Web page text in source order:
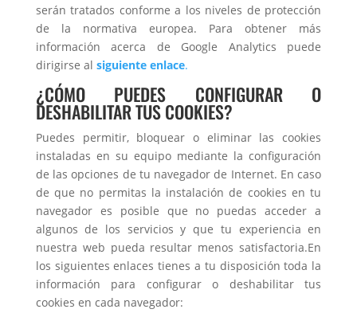
serán tratados conforme a los niveles de protección
de la normativa europea. Para obtener más
información acerca de Google Analytics puede
dirigirse al siguiente enlace.
¿CÓMO PUEDES CONFIGURAR O
DESHABILITAR TUS COOKIES?
Puedes permitir, bloquear o eliminar las cookies
instaladas en su equipo mediante la configuración
de las opciones de tu navegador de Internet. En caso
de que no permitas la instalación de cookies en tu
navegador es posible que no puedas acceder a
algunos de los servicios y que tu experiencia en
nuestra web pueda resultar menos satisfactoria.En
los siguientes enlaces tienes a tu disposición toda la
información para configurar o deshabilitar tus
cookies en cada navegador: